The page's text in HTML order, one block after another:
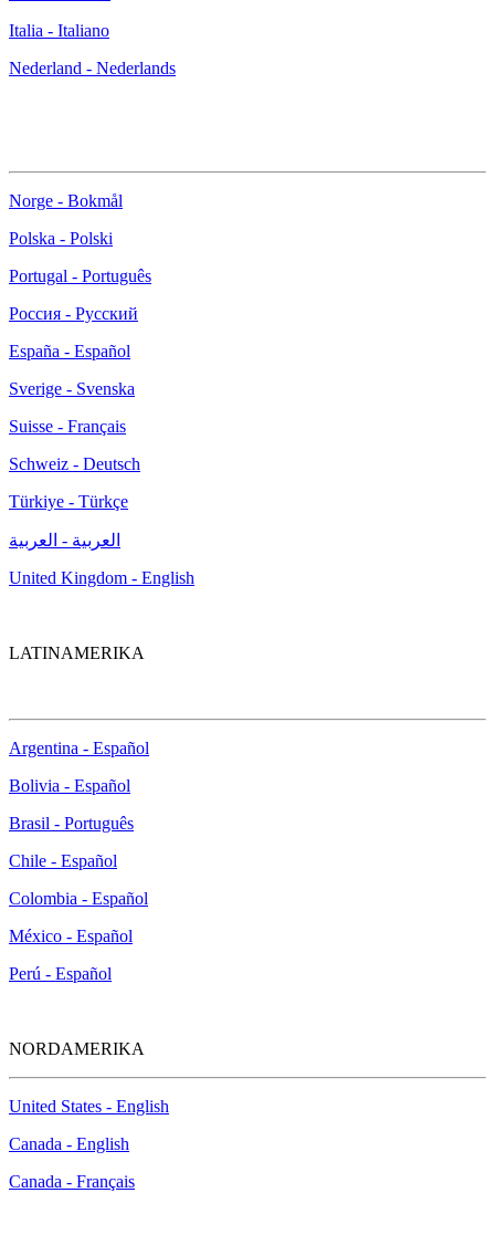
Italia - Italiano
Nederland - Nederlands
Norge - Bokmål
Polska - Polski
Portugal - Português
Россия - Русский
España - Español
Sverige - Svenska
Suisse - Français
Schweiz - Deutsch
Türkiye - Türkçe
العربية - العربية
United Kingdom - English
LATINAMERIKA
Argentina - Español
Bolivia - Español
Brasil - Português
Chile - Español
Colombia - Español
México - Español
Perú - Español
NORDAMERIKA
United States - English
Canada - English
Canada - Français